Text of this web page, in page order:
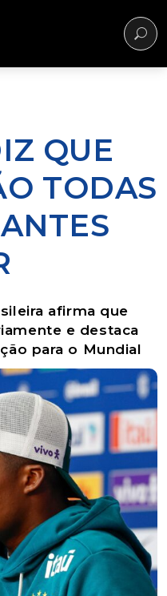
QUE
TODAS
afirma que
e destaca
para o Mundial